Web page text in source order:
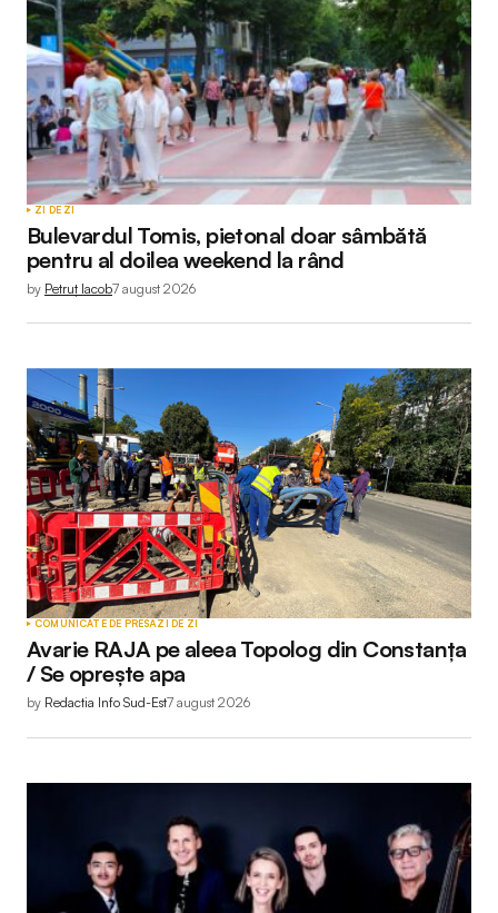
ZI DE ZI
Bulevardul Tomis, pietonal doar sâmbătă
pentru al doilea weekend la rând
by Petruț Iacob7 august 2026
COMUNICATE DE PRESĂZI DE ZI
Avarie RAJA pe aleea Topolog din Constanța
/ Se oprește apa
by Redactia Info Sud-Est7 august 2026